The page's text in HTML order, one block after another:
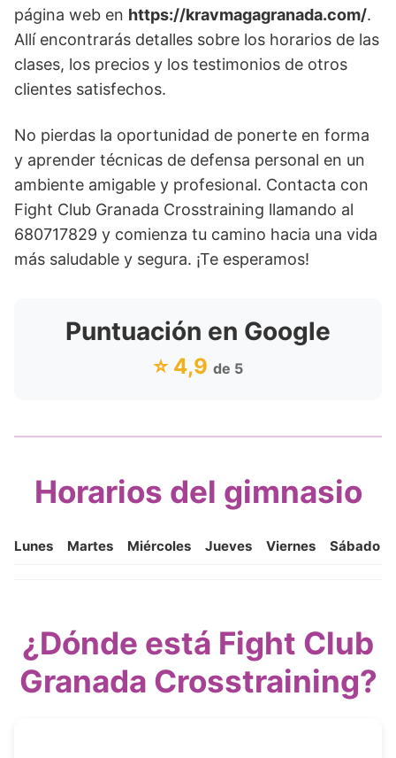
página web en https://kravmagagranada.com/.
Allí encontrarás detalles sobre los horarios de las
clases, los precios y los testimonios de otros
clientes satisfechos.
No pierdas la oportunidad de ponerte en forma
y aprender técnicas de defensa personal en un
ambiente amigable y profesional. Contacta con
Fight Club Granada Crosstraining llamando al
680717829 y comienza tu camino hacia una vida
más saludable y segura. ¡Te esperamos!
Puntuación en Google
⭐ 4,9 de 5
Horarios del gimnasio
Lunes Martes Miércoles Jueves Viernes Sábado
¿Dónde está Fight Club
Granada Crosstraining?